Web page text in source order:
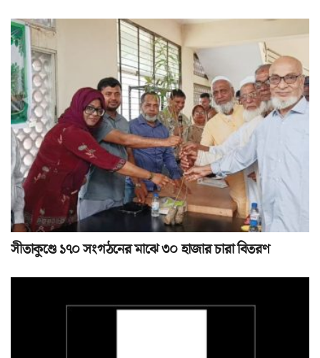
সীতাকুণ্ডে ১৭০ সংগঠনের মাঝে ৩০ হাজার চারা বিতরণ